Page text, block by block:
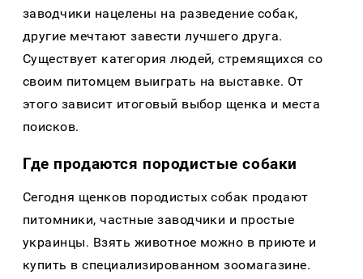
заводчики нацелены на разведение собак,
другие мечтают завести лучшего друга.
Существует категория людей, стремящихся со
своим питомцем выиграть на выставке. От
этого зависит итоговый выбор щенка и места
поисков.
Где продаются породистые собаки
Сегодня щенков породистых собак продают
питомники, частные заводчики и простые
украинцы. Взять животное можно в приюте и
купить в специализированном зоомагазине.